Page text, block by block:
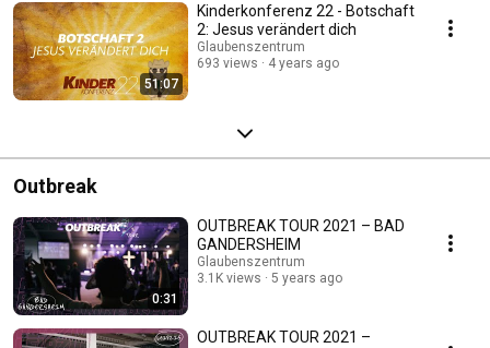
51:07
Kinderkonferenz 22 - Botschaft
2: Jesus verändert dich
Glaubenszentrum
693 views
4 years ago
Outbreak
0:31
OUTBREAK TOUR 2021 – BAD
GANDERSHEIM
Glaubenszentrum
3.1K views
5 years ago
OUTBREAK TOUR 2021 –